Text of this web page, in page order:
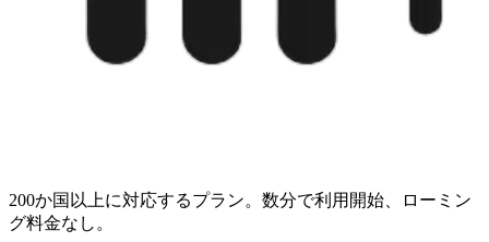
200か国以上に対応するプラン。数分で利用開始、ローミン
グ料金なし。